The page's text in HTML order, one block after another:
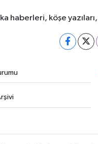
haberleri, köşe